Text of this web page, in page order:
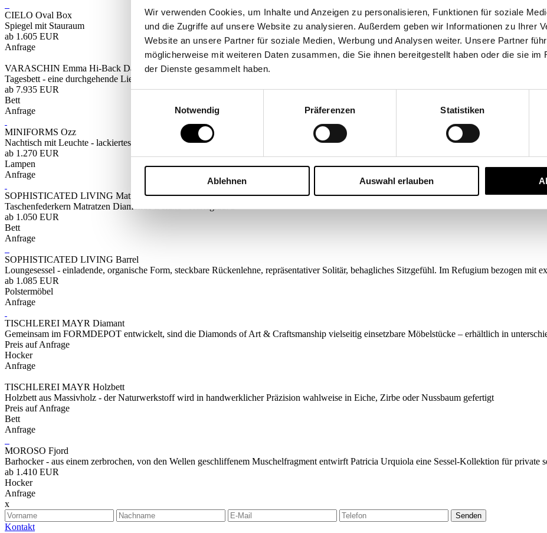
Wir verwenden Cookies, um Inhalte und Anzeigen zu personalisieren, Funktionen für soziale
und die Zugriffe auf unsere Website zu analysieren. Außerdem geben wir Informationen zu Ihrer
Website an unsere Partner für soziale Medien, Werbung und Analysen weiter. Unsere Partner
möglicherweise mit weiteren Daten zusammen, die Sie ihnen bereitgestellt haben oder die sie im
der Dienste gesammelt haben.
Notwendig
Präferenzen Statistiken
Ablehnen Auswahl erlauben
CIELO Oval Box
Spiegel mit Stauraum
ab 1.605 EUR
Anfrage
VARASCHIN Emma Hi-Back Daybed
Tagesbett - eine durchgehende Liegefläche, die hohe Rückenlehne mit handgeflochtenem Gewebe erzeugt den Kokon-Effekt.
ab 7.935 EUR
Bett
Anfrage
MINIFORMS Ozz
Nachtisch mit Leuchte - lackiertes Metall und Eschenholz, Länge: 40 cm, Breite: 31 cm, Höhe: 151 cm
ab 1.270 EUR
Lampen
Anfrage
SOPHISTICATED LIVING Matratze Taschenfederkern
Taschenfederkern Matratzen Diamonde Deluxe - Härtegrad: 3
ab 1.050 EUR
Bett
Anfrage
SOPHISTICATED LIVING Barrel
Loungesessel - einladende, organische Form, steckbare Rückenlehne, repräsentativer Solitär, behagliches Sitzgefühl. Im Refugium bezogen mit
ab 1.085 EUR
Polstermöbel
Anfrage
TISCHLEREI MAYR Diamant
Gemeinsam im FORMDEPOT entwickelt, sind die Diamonds of Art & Craftsmanship vielseitig einsetzbare Möbelstücke – erhältlich in
Preis auf Anfrage
Hocker
Anfrage
TISCHLEREI MAYR Holzbett
Holzbett aus Massivholz - der Naturwerkstoff wird in handwerklicher Präzision wahlweise in Eiche, Zirbe oder Nussbaum gefertigt
Preis auf Anfrage
Bett
Anfrage
MOROSO Fjord
Barhocker - aus einem zerbrochen, von den Wellen geschliffenem Muschelfragment entwirft Patricia Urquiola eine Sessel-Kollektion für private
ab 1.410 EUR
Hocker
Anfrage
x
Senden
Kontakt